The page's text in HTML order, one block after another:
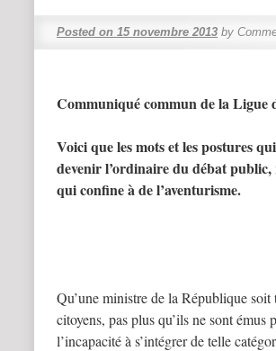
Posted on 15 novembre 2013 by
Communiqué commun de la Ligue
Voici que les mots et les postures
devenir l’ordinaire du débat
qui confine à de l’aventurisme.
Qu’une ministre de la République
citoyens, pas plus qu’ils ne sont
l’incapacité à s’intégrer de telle